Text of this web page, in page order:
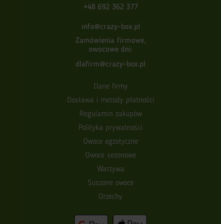
+48 692 362 377
info@crazy-box.pl
Zamówienia firmowe,
owocowe dni:
dlafirm@crazy-box.pl
Dane firmy
Dostawa i metody płatności
Regulamin zakupów
Polityka prywatności
Owoce egzotyczne
Owoce sezonowe
Warzywa
Suszone owoce
Orzechy